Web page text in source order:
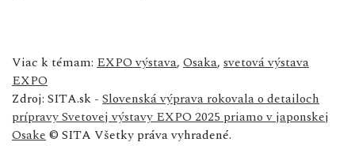
Viac k témam: EXPO výstava, Osaka, svetová výstava
EXPO
Zdroj: SITA.sk - Slovenská výprava rokovala o detailoch
prípravy Svetovej výstavy EXPO 2025 priamo v japonskej
Osake © SITA Všetky práva vyhradené.